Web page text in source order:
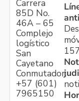
Carrera
85D No.
46A – 65
Complejo
logístico
San
Cayetano
Conmutador:
+57 (601)
7965150
157